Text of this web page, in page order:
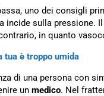
uno dei consigli
incide sulla pressione. Il
in quanto
tua è troppo umida
di una persona con
un medico. Nel